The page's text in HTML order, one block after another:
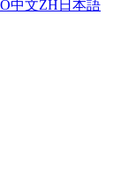
中文ZH 日本語